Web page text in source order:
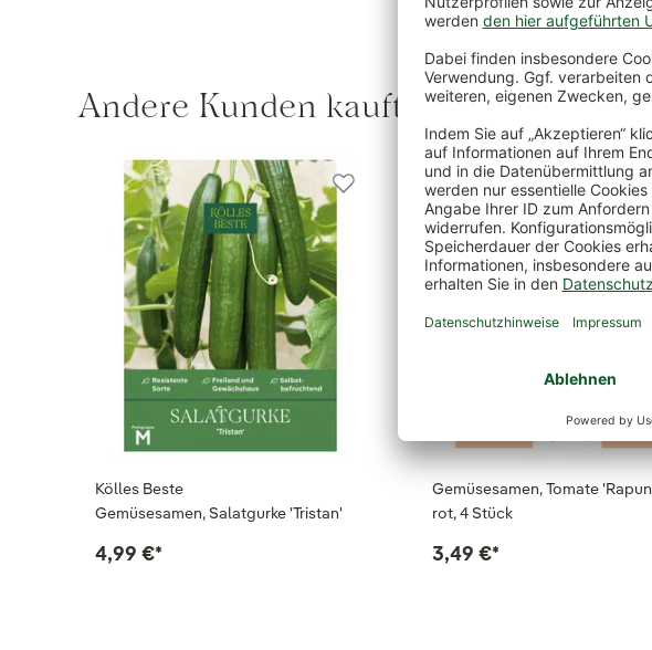
Andere Kunden kauften auch
Kölles Beste
Gemüsesamen, Salatgurke 'Tristan'
4,99 €*
Gemüsesamen, Tomate
rot, 4 Stück
3,49 €*